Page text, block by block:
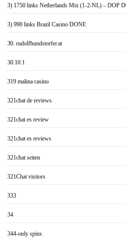
3) 1750 links Netherlands Mix (1-2-NL) – DOP
3) 990 links Brazil Casino DONE
30. rudolfhundstorfer.at
30.10.1
319 malina casino
321chat de reviews
321chat es review
321chat es reviews
321chat seiten
321Chat visitors
333
34
344-only spins